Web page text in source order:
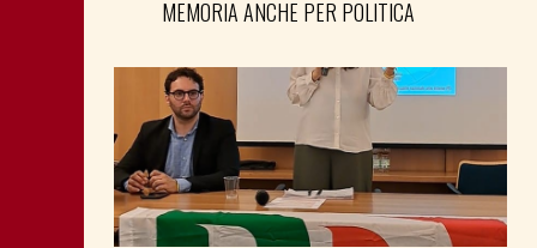
MEMORIA ANCHE PER POLITICA